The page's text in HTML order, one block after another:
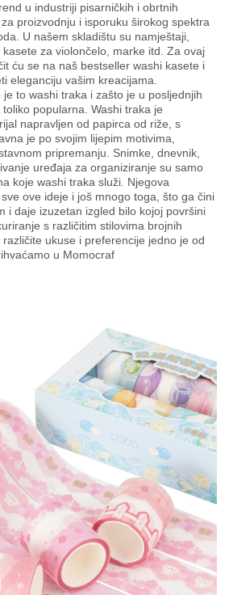
u industriji pisarničkih i obrtnih
proizvodnju i isporuku širokog spektra
U našem skladištu su namještaji,
za violončelo, marke itd. Za ovaj
ću se na naš bestseller washi kasete i
eleganciju vašim kreacijama.
to washi traka i zašto je u posljednjih
popularna. Washi traka je
napravljen od papirca od riže, s
je po svojim lijepim motivima,
pripremanju. Snimke, dnevnik,
uređaja za organiziranje su samo
koje washi traka služi. Njegova
ove ideje i još mnogo toga, što ga čini
i daje izuzetan izgled bilo kojoj površini
s različitim stilovima brojnih
ukuse i preferencije jedno je od
u Momocraf